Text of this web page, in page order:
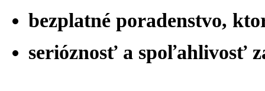
bezplatné poradenstvo,
serióznosť a spoľahlivosť